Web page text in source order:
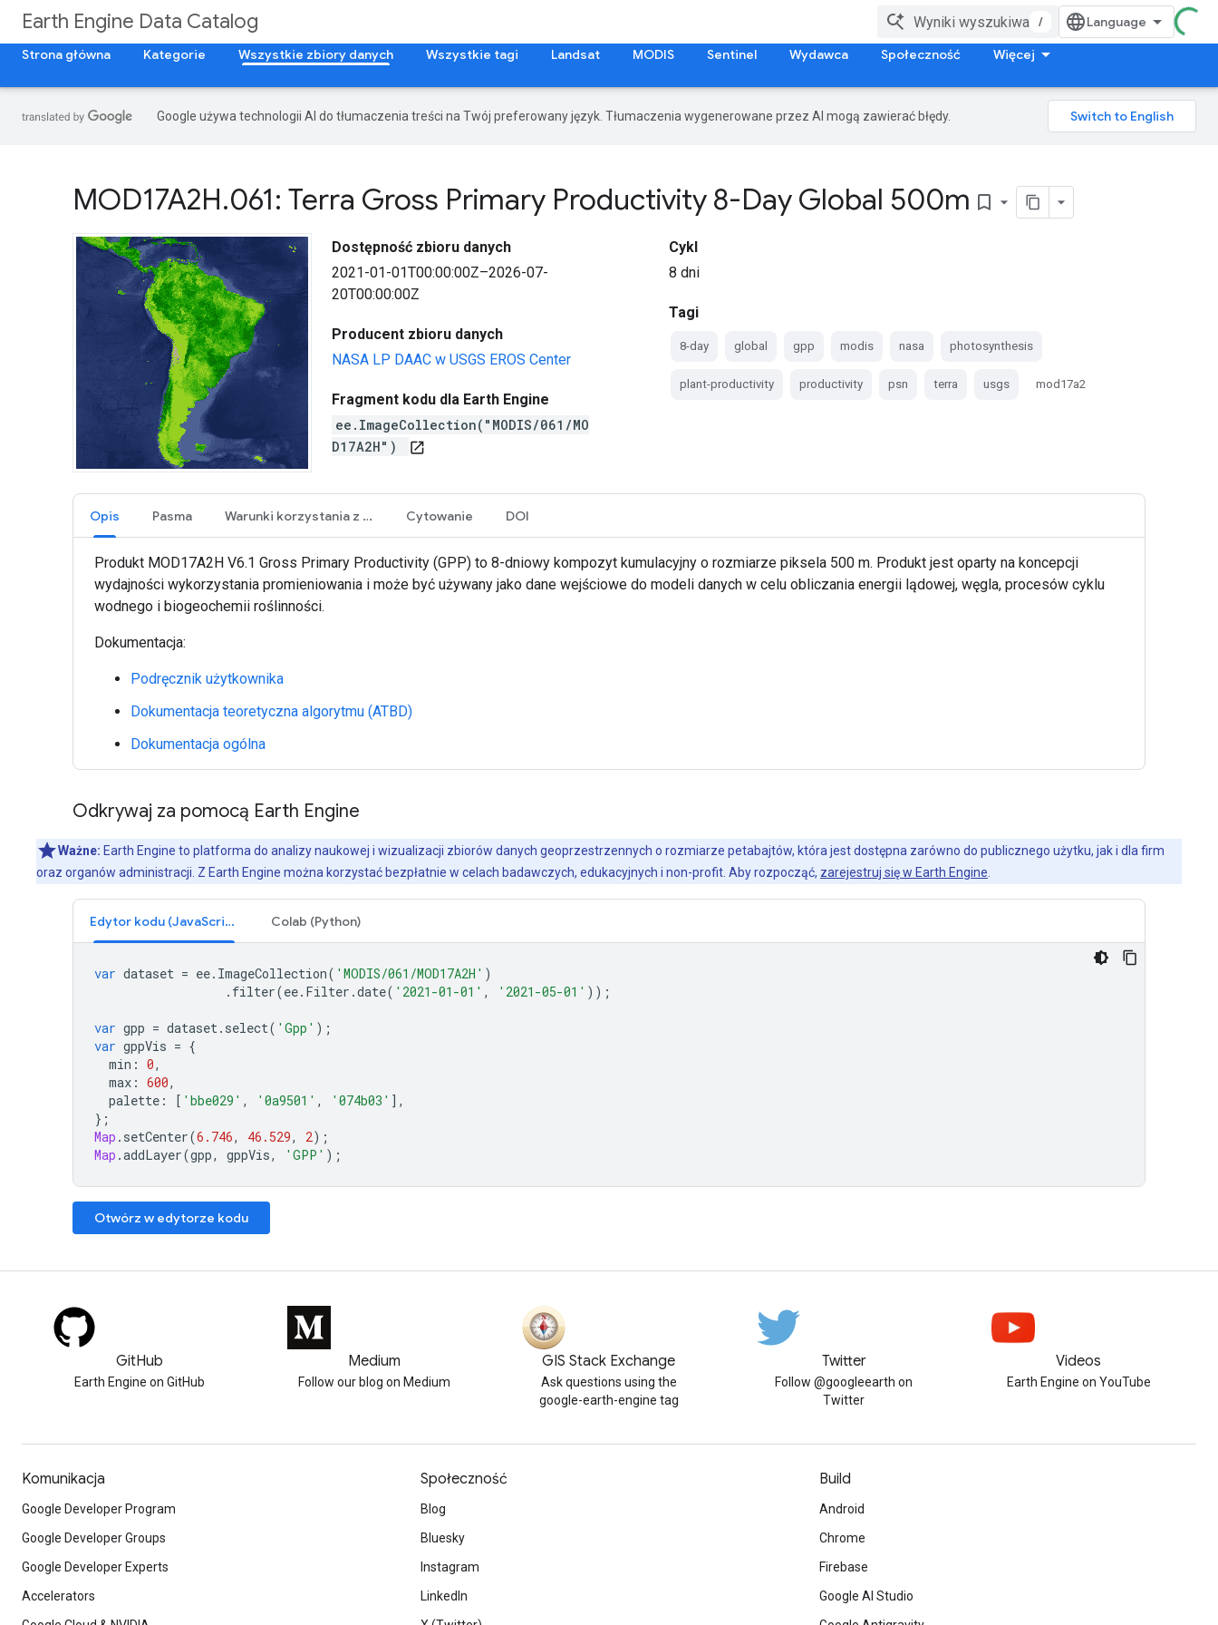
Earth Engine Data Catalog
/
Strona główna
Kategorie Wszystkie zbiory danych Wszystkie tagi Landsat MODIS Sentinel Wydawca Społeczność Więcej
Google używa technologii AI do tłumaczenia treści na Twój preferowany język. Tłumaczenia wygenerowane przez AI mogą zawierać błędy.
MOD17A2H.061: Terra Gross Primary Productivity 8-Day Global 500m bookmark_border
Dostępność zbioru danych
2021-01-01T00:00:00Z–2026-07-
20T00:00:00Z
Producent zbioru danych
NASA LP DAAC w USGS EROS Center
Fragment kodu dla Earth Engine
ee.ImageCollection("MODIS/061/MO
D17A2H")
open_in_new
Cykl
8 dni
Tagi
8-day global gpp modis nasa photosynthesis
plant-productivity productivity psn terra usgs mod17a2
Opis Pasma Warunki korzystania z usługi Cytowanie DOI
Produkt MOD17A2H V6.1 Gross Primary Productivity (GPP) to 8-dniowy kompozyt kumulacyjny o rozmiarze piksela 500 m. Produkt jest oparty na koncepcji
wydajności wykorzystania promieniowania i może być używany jako dane wejściowe do modeli danych w celu obliczania energii lądowej, węgla, procesów cyklu
wodnego i biogeochemii roślinności.
Dokumentacja:
Podręcznik użytkownika
Dokumentacja teoretyczna algorytmu (ATBD)
Dokumentacja ogólna
Odkrywaj za pomocą Earth Engine
Ważne: Earth Engine to platforma do analizy naukowej i wizualizacji zbiorów danych geoprzestrzennych o rozmiarze petabajtów, która jest dostępna zarówno do publicznego użytku, jak i dla firm
oraz organów administracji. Z Earth Engine można korzystać bezpłatnie w celach badawczych, edukacyjnych i non-profit. Aby rozpocząć, zarejestruj się w Earth Engine
Edytor kodu (JavaScript) Colab (Python)
var dataset = ee. ImageCollection( 'MODIS/061/MOD17A2H' )
. filter(ee. Filter .date( '2021-01-01' , '2021-05-01' ));
var gpp = dataset. select( 'Gpp' );
var gppVis = {
min : 0,
max : 600,
palette : [ 'bbe029' , '0a9501' , '074b03' ],
};
Map . setCenter(6.746, 46.529, 2);
Map .addLayer(gpp, gppVis, 'GPP' );
Otwórz w edytorze kodu
GitHub
Earth Engine on GitHub
Medium
Follow our blog on Medium
GIS Stack Exchange
Ask questions using the
google-earth-engine tag
Twitter
Follow @googleearth on
Twitter
Videos
Earth Engine on YouTube
Komunikacja
Google Developer Program
Google Developer Groups
Google Developer Experts
Accelerators
Społeczność
Blog
Bluesky
Instagram
LinkedIn
Build
Android
Chrome
Firebase
Google AI Studio